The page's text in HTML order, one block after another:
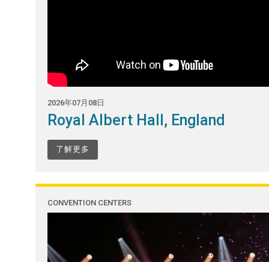
2026年07月08日
Royal Albert Hall, England
了解更多
CONVENTION CENTERS